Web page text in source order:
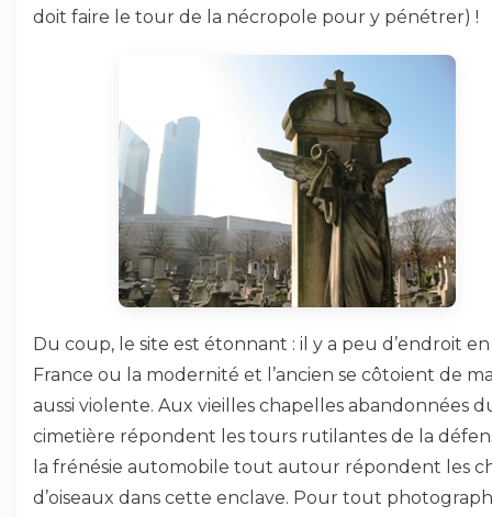
doit faire le tour de la nécropole pour y pénétrer) !
Du coup, le site est étonnant : il y a peu d’endroit en
France ou la modernité et l’ancien se côtoient de
aussi violente. Aux vieilles chapelles abandonnées
cimetière répondent les tours rutilantes de la
la frénésie automobile tout autour répondent les
d’oiseaux dans cette enclave. Pour tout